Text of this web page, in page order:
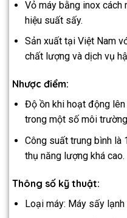
Vỏ máy bằng inox cách
hiệu suất sấy.
Sản xuất tại Việt Nam
chất lượng và dịch vụ
Nhược điểm:
Độ ồn khi hoạt động
trong một số môi
Công suất trung bình là
thụ năng lượng khá cao.
Thông số kỹ thuật:
Loại máy: Máy sấy lạnh